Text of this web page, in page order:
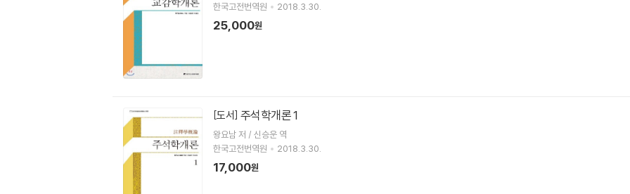
한국고전번역원
2018.3.30.
25,000원
[도서] 주석학개론 1
왕요남 저 / 신승운 역
한국고전번역원
2018.3.30.
17,000원